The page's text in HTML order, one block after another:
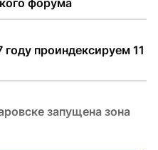
форума
проиндексируем 11
запущена зона